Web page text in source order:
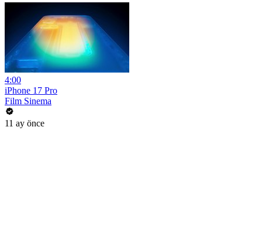
4:00
iPhone 17 Pro
Film Sinema
11 ay önce